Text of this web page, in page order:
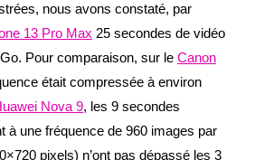
nous avons constaté, par
13 Pro Max 25 secondes de vidéo
Pour comparaison, sur le Canon
était compressée à environ
Nova 9, les 9 secondes
à une fréquence de 960 images par
pixels) n’ont pas dépassé les 3